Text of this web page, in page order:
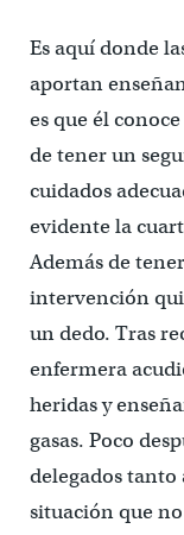
Es aquí donde
aportan
es que él
de tener un
cuidados
evidente la
Además de
intervención
un dedo. Tras
enfermera
heridas y
gasas. Poco
delegados tanto
situación que